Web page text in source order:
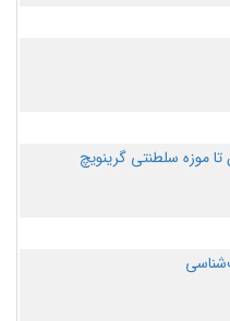
موزه سلطنتی گرینویچ